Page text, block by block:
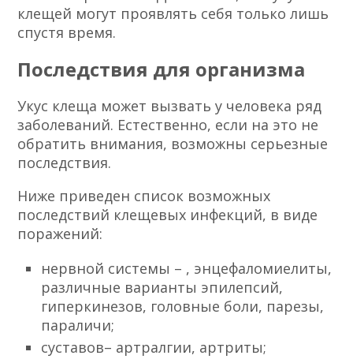
клещей могут проявлять себя только лишь
спустя время.
Последствия для организма
Укус клеща может вызвать у человека ряд
заболеваний. Естественно, если на это не
обратить внимания, возможны серьезные
последствия.
Ниже приведен список возможных
последствий клещевых инфекций, в виде
поражений:
нервной системы – , энцефаломиелиты,
различные варианты эпилепсий,
гиперкинезов, головные боли, парезы,
параличи;
суставов– артралгии, артриты;